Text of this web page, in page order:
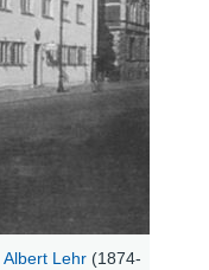
Albert Lehr(1874-